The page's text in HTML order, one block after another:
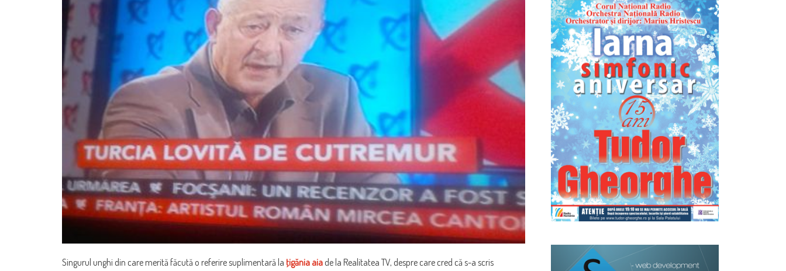
Singurul unghi din care merită făcută o referire suplimentară la ţigănia aia de la Realitatea TV, despre care cred că s-a scris